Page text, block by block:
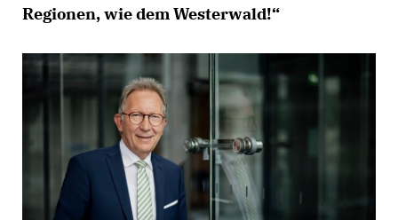
Regionen, wie dem Westerwald!“